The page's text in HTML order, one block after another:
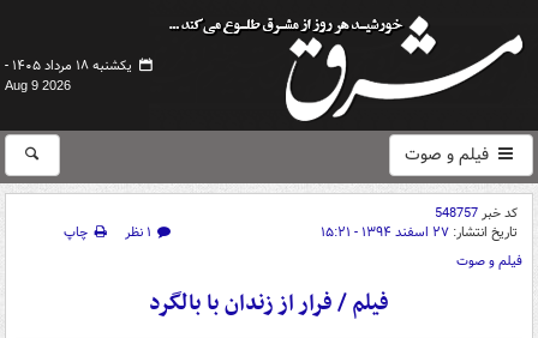
یکشنبه ۱۸ مرداد ۱۴۰۵ -
Aug 9 2026
فیلم و صوت
کد خبر548757
تاریخ انتشار: ۲۷ اسفند ۱۳۹۴ - ۱۵:۲۱ ۱ نظر
چاپ
فیلم و صوت
فیلم / فرار از زندان با بالگرد